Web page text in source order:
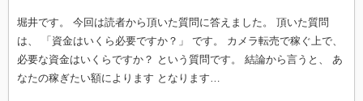
堀井です。 今回は読者から頂いた質問に答えました。 頂いた質問
は、 「資金はいくら必要ですか？」 です。 カメラ転売で稼ぐ上で、
必要な資金はいくらですか？ という質問です。 結論から言うと、 あ
なたの稼ぎたい額によります となります…